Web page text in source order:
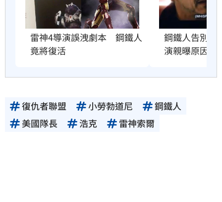
雷神4導演誤洩劇本　鋼鐵人
竟將復活
鋼鐵人告別女
演親曝原因
復仇者聯盟 小勞勃道尼
鋼鐵人
美國隊長
浩克 雷神索爾